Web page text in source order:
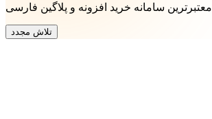
معتبرترین سامانه خرید افزونه و پلاگین فارسی
تلاش مجدد